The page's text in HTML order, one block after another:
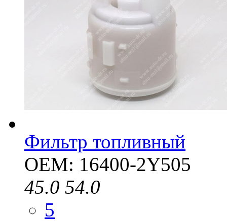
Фильтр топливный
OEM: 16400-2Y505
45.0 54.0
5